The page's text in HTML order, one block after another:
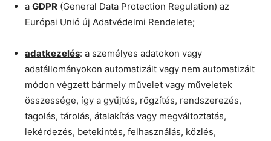
a GDPR (General Data Protection Regulation) az
Európai Unió új Adatvédelmi Rendelete;
adatkezelés: a személyes adatokon vagy
adatállományokon automatizált vagy nem automatizált
módon végzett bármely művelet vagy műveletek
összessége, így a gyűjtés, rögzítés, rendszerezés,
tagolás, tárolás, átalakítás vagy megváltoztatás,
lekérdezés, betekintés, felhasználás, közlés,